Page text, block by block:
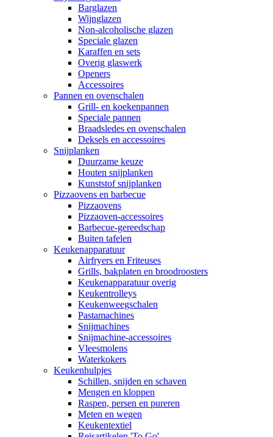
Barglazen
Wijnglazen
Non-alcoholische glazen
Speciale glazen
Karaffen en sets
Overig glaswerk
Openers
Accessoires
Pannen en ovenschalen
Grill- en koekenpannen
Speciale pannen
Braadsledes en ovenschalen
Deksels en accessoires
Snijplanken
Duurzame keuze
Houten snijplanken
Kunststof snijplanken
Pizzaovens en barbecue
Pizzaovens
Pizzaoven-accessoires
Barbecue-gereedschap
Buiten tafelen
Keukenapparatuur
Airfryers en Friteuses
Grills, bakplaten en broodroosters
Keukenapparatuur overig
Keukentrolleys
Keukenweegschalen
Pastamachines
Snijmachines
Snijmachine-accessoires
Vleesmolens
Waterkokers
Keukenhulpjes
Schillen, snijden en schaven
Mengen en kloppen
Raspen, persen en pureren
Meten en wegen
Keukentextiel